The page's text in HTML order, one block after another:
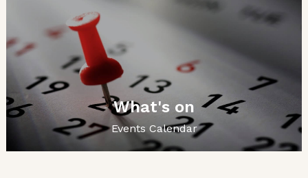
What's on
Events Calendar